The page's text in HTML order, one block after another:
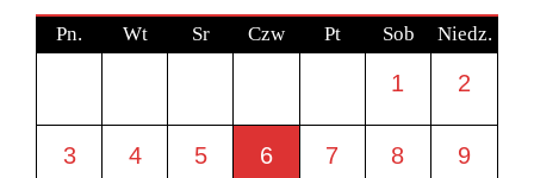
Pn. Wt Sr Czw Pt Sob Niedz.
1 2
3 4 5 6 7 8 9